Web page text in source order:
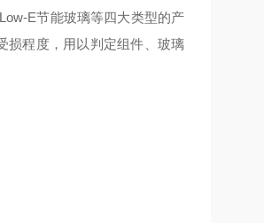
E节能玻璃等四大类型的产
损程度，用以判定组件、玻璃